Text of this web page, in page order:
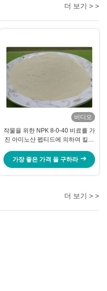
더 보기 > >
비디오
작물을 위한 NPK 8-0-40 비료를 가
진 아미노산 펩티드에 의하여 킬레
가장 좋은 가격 을 구하라
더 보기 > >